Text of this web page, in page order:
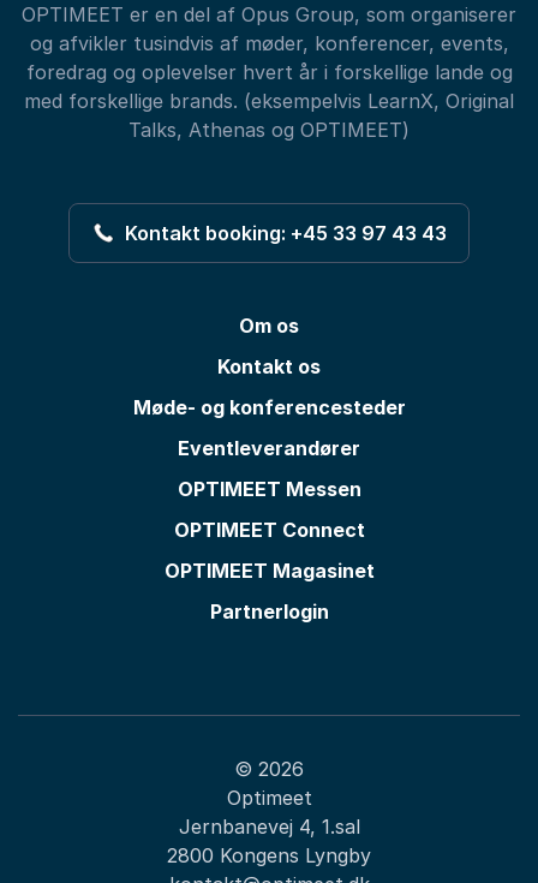
OPTIMEET er en del af Opus Group, som organiserer
og afvikler tusindvis af møder, konferencer, events,
foredrag og oplevelser hvert år i forskellige lande og
med forskellige brands. (eksempelvis LearnX, Original
Talks, Athenas og OPTIMEET)
Kontakt booking: +45 33 97 43 43
Om os
Kontakt os
Møde- og konferencesteder
Eventleverandører
OPTIMEET Messen
OPTIMEET Connect
OPTIMEET Magasinet
Partnerlogin
© 2026
Optimeet
Jernbanevej 4, 1.sal
2800 Kongens Lyngby